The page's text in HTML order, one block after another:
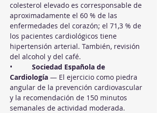
colesterol elevado es corresponsable de
aproximadamente el 60 % de las
enfermedades del corazón; el 71,3 % de
los pacientes cardiológicos tiene
hipertensión arterial. También, revisión
del alcohol y del café.
• Sociedad Española de
Cardiología — El ejercicio como piedra
angular de la prevención cardiovascular
y la recomendación de 150 minutos
semanales de actividad moderada.